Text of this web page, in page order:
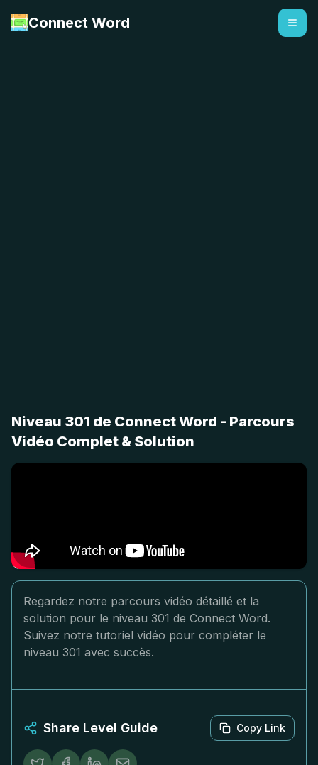
Connect Word
Niveau 301 de Connect Word - Parcours
Vidéo Complet & Solution
Regardez notre parcours vidéo détaillé et la
solution pour le niveau 301 de Connect Word.
Suivez notre tutoriel vidéo pour compléter le
niveau 301 avec succès.
Share Level Guide Copy Link